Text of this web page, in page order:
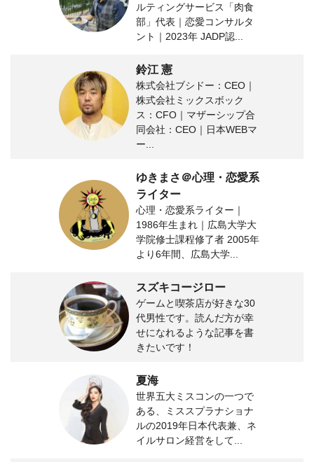
ルティングサービス「肉食
部」代表｜恋愛コンサルタ
ント｜2023年 JADP認...
鈴江 憲
株式会社ブシドー：CEO｜
株式会社ミックスボック
ス：CFO｜マザーシップ合
同会社：CEO｜日本WEBマ
ー...
ゆきまさ＠心理・恋愛系
ライター
心理・恋愛系ライター｜
1986年生まれ｜広島大学大
学院修士課程修了者 2005年
より6年間、広島大学...
スズキコージロー
ゲームと喫茶店が好きな30
代男性です。読んだ方が幸
せになれるような記事を書
きたいです！
夏海
世界五大ミスコンの一つで
ある、ミススプラナショナ
ルの2019年日本代表兼、ネ
イルサロン経営をして...